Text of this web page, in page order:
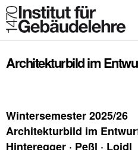
Architekturbild im
Wintersemester 2025/26
Architekturbild im
Hinteregger · Peßl · Loidl